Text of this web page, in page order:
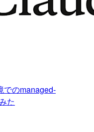
でのmanaged-
た